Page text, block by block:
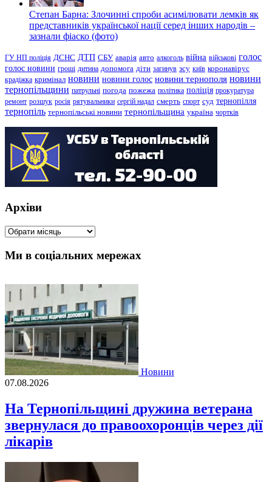
Степан Барна: Злочинні спроби асимілювати лемків як
представників української нації серед інших народів –
зазнали фіаско (фото)
ГУ НП поліція ДСНС ДТП СБУ аварія авто алкоголь війна військові голос
голос новини гроші дитина допомога діти загинув зсу київ коронавірус
крадіжка кримінал новини новини голос новини тернополя новини
тернопільщини патрульні погода пожежа політика поліція прокуратура
ремонт розшук росія рятувальники сергій надал смерть спорт суд тернопілля
тернопіль тернопільські новини тернопільщина україна чортків
Архіви
Архіви
Ми в соціальних мережах
Новини
07.08.2026
На Тернопільщині дружина ветерана
звернулася до правоохоронців через дії
лікарів